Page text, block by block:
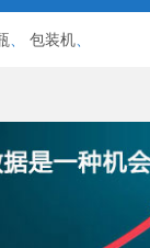
包装机